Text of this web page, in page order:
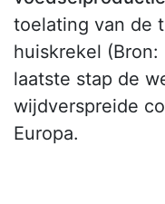
toelating van de
huiskrekel (Bron:
laatste stap de
wijdverspreide
Europa.